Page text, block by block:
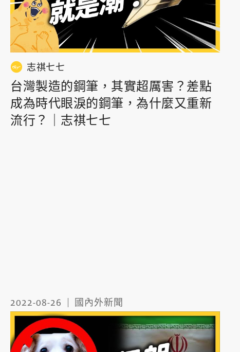
志祺七七
台灣製造的鋼筆，其實超厲害？差點
成為時代眼淚的鋼筆，為什麼又重新
流行？｜志祺七七
2022-08-26 國內外新聞